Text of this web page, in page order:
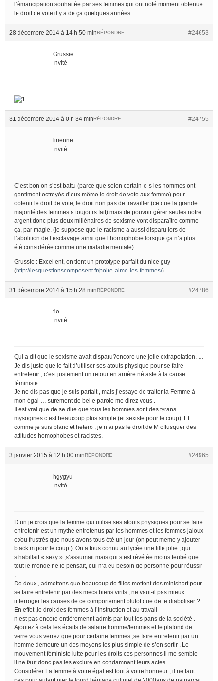
l’émancipation souhaitée par ses femmes qui ont noté moment obtenue
le droit de vote il y a de ça quelques années ..
28 décembre 2014 à 14 h 50 min #24653
RÉPONDRE
Grussie
Invité
31 décembre 2014 à 0 h 34 min #24755
RÉPONDRE
lirienne
Invité
C’est bon on s’est battu (parce que selon certain-e-s les hommes ont
gentiment octroyés d’eux même le droit de vote aux femme) pour
obtenir le droit de vote, le droit non pas de travailler (ce que la grande
majorité des femmes a toujours fait) mais de pouvoir gérer seules notre
argent donc plus deux millénaires de sexisme vont disparaître comme
ça, par magie. (je suppose que le racisme a aussi disparu lors de
l’abolition de l’esclavage ainsi que l’homophobie lorsque ça n’a plus
été considérée comme une maladie mentale)
Grussie : Excellent, on tient un prototype parfait du nice guy
(http://lesquestionscomposent.fr/poire-aime-les-femmes/)
31 décembre 2014 à 15 h 28 min #24786
RÉPONDRE
flo
Invité
Qui a dit que le sexisme avait disparu?encore une jolie extrapolation. …
Je dis juste que le fait d’utiliser ses atouts physique pour se faire
entretenir , c’est justement un retour en arrière néfaste à la cause
féministe….
Je ne dis pas que je suis parfait , mais j’essaye de traiter la Femme à
mon égal … surement de belle parole me direz vous .
Il est vrai que de se dire que tous les hommes sont des tyrans
mysogines c’est beaucoup plus simple (et sexiste pour le coup). Et
comme je suis blanc et hetero , je n’ai pas le droit de M offusquer des
attitudes homophobes et racistes.
3 janvier 2015 à 12 h 00 min #24965
RÉPONDRE
hgygyu
Invité
D’un je crois que la femme qui utilise ses atouts physiques pour se faire
entretenir est un mythe entretenus par les hommes et les femmes jaloux
et/ou frustrés que nous avons tous été un jour (on peut meme y ajouter
black m pour le coup ). On a tous connu au lycée une fille jolie , qui
s’habillait « sexy » ,s’assumait mais qui s’est révélée moins teubé que
tout le monde ne le pensait, qui n’a eu besoin de personne pour réussir
De deux , admettons que beaucoup de filles mettent des minishort pour
se faire entretenir par des mecs biens virils , ne vaut-il pas mieux
interroger les causes de ce comportement plutot que de le diaboliser ?
En effet ,le droit des femmes à l’instruction et au travail
n’est pas encore entièremennt admis par tout les pans de la société .
Ajoutez à cela les écarts de salaire homme/femmes et le plafond de
verre vous verrez que pour certaine femmes ,se faire entretenir par un
homme demeure un des moyens les plus simple de s’en sortir . Le
mouvement féministe lutte pour les droits ces personnes il me semble ,
il ne faut donc pas les exclure en condamnant leurs actes .
Considérer La femme à votre égal est tout à votre honneur , il ne faut